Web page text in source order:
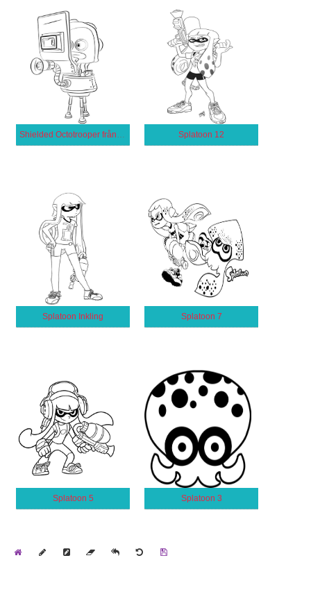
Splatoon 12
Splatoon Inkling Splatoon 7
Splatoon 5 Splatoon 3